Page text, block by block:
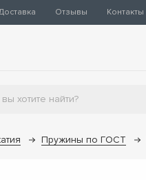
Отзывы Контакты
Пружины по ГОСТ